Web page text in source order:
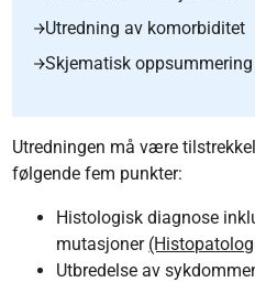
Utredning av komorbiditet
Skjematisk
Utredningen må være
følgende fem punkter:
Histologisk diagnose
mutasjoner
Utbredelse av